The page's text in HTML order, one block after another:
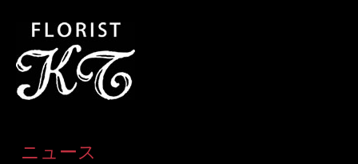
ニュース